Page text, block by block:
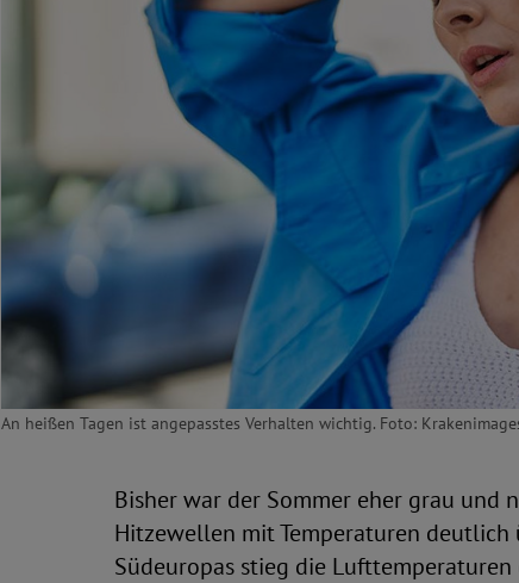
An heißen Tagen ist angepasstes Verhalten wichtig. Foto:
Bisher war der Sommer eher grau und
Hitzewellen mit Temperaturen deutlich
Südeuropas stieg die